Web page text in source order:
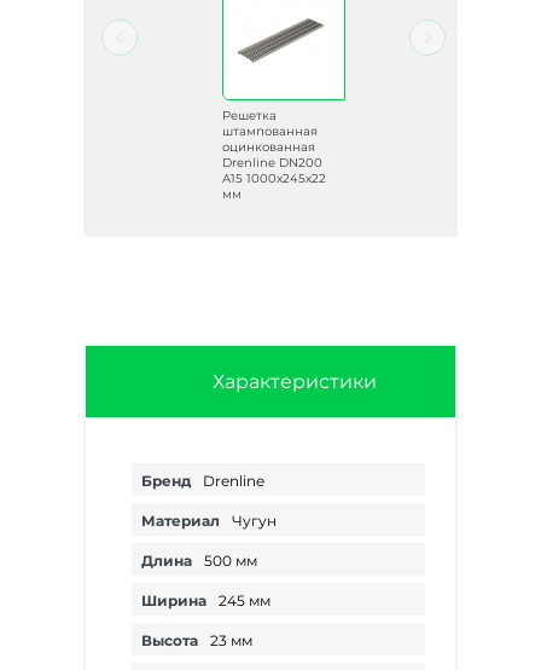
Решетка
штампованная
оцинкованная
Drenline DN200
A15 1000х245х22
мм
Характеристики
Бренд Drenline
Материал Чугун
Длина 500 мм
Ширина 245 мм
Высота 23 мм